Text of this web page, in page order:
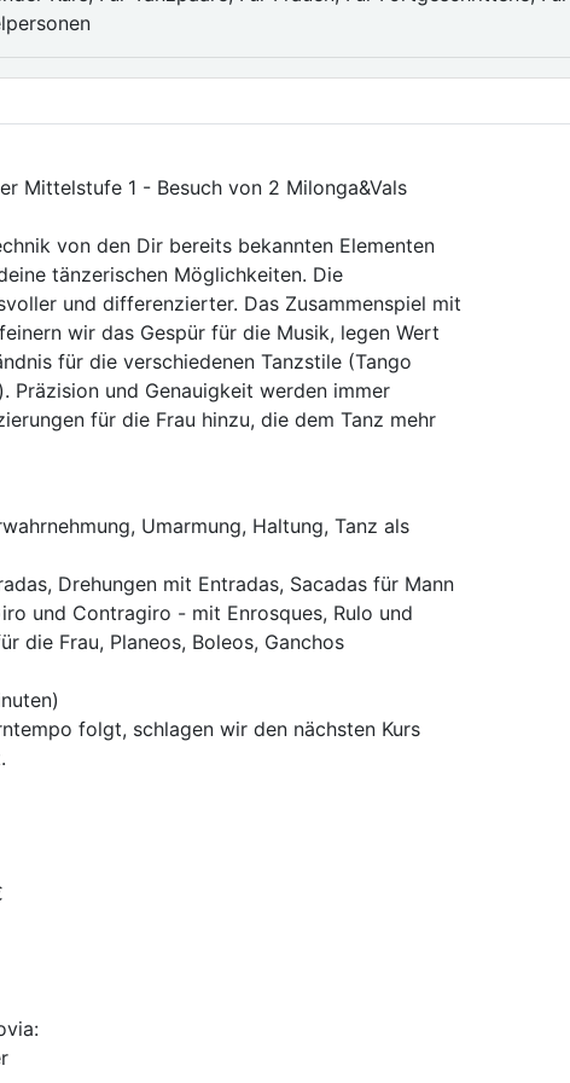
Mittelstufe 1 - Besuch von 2 Milonga&Vals
von den Dir bereits bekannten Elementen
tänzerischen Möglichkeiten. Die
und differenzierter. Das Zusammenspiel mit
wir das Gespür für die Musik, legen Wert
für die verschiedenen Tanzstile (Tango
Präzision und Genauigkeit werden immer
für die Frau hinzu, die dem Tanz mehr
Umarmung, Haltung, Tanz als
Drehungen mit Entradas, Sacadas für Mann
und Contragiro - mit Enrosques, Rulo und
die Frau, Planeos, Boleos, Ganchos
folgt, schlagen wir den nächsten Kurs